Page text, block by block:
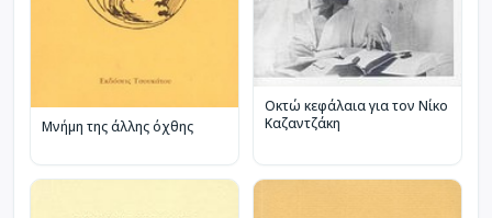
Μνήμη της άλλης όχθης
Οκτώ κεφάλαια για τον Νίκο
Καζαντζάκη